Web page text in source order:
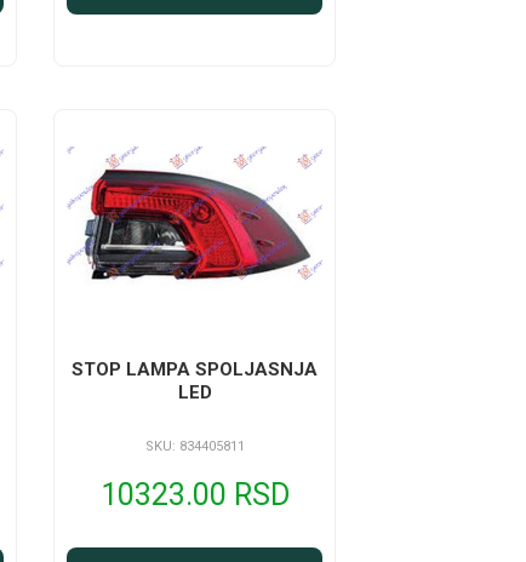
STOP LAMPA SPOLJASNJA
LED
SKU: 834405811
10323.00 RSD